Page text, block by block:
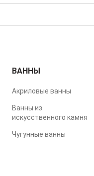
ВАННЫ
Акриловые ванны
Ванны из
искусственного камня
Чугунные ванны